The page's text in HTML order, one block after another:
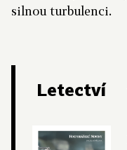
silnou turbulenci.
Letectví